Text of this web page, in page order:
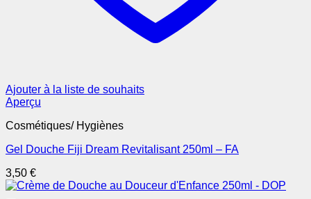
Ajouter à la liste de souhaits
Aperçu
Cosmétiques/ Hygiènes
Gel Douche Fiji Dream Revitalisant 250ml – FA
3,50 €